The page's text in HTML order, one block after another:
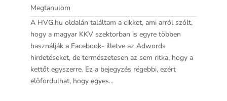
Megtanulom
A HVG.hu oldalán találtam a cikket, ami arról szólt,
hogy a magyar KKV szektorban is egyre többen
használják a Facebook- illetve az Adwords
hirdetéseket, de természetesen az sem ritka, hogy a
kettőt egyszerre. Ez a bejegyzés régebbi, ezért
előfordulhat, hogy egyes...